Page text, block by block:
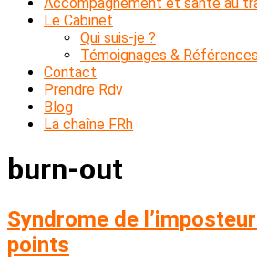
Le Cabinet
Qui suis-je ?
Témoignages & Références
Contact
Prendre Rdv
Blog
La chaîne FRh
burn-out
Syndrome de
points